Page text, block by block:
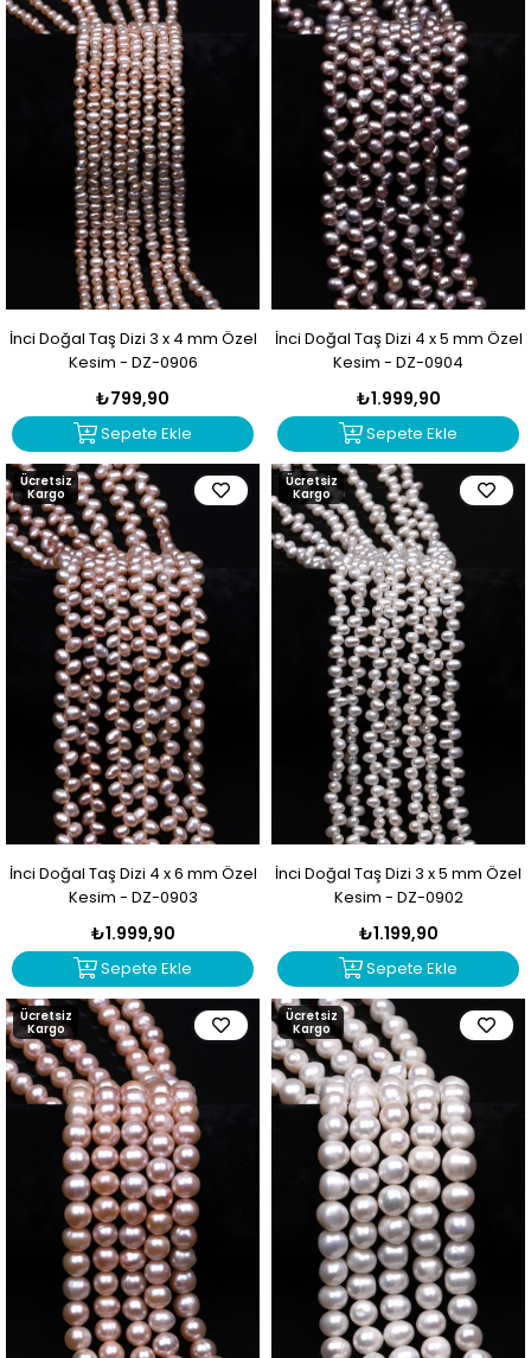
İnci Doğal Taş Dizi 3 x 4 mm Özel
Kesim - DZ-0906
₺799,90
Sepete Ekle
İnci Doğal Taş Dizi 4 x 5 mm Özel
Kesim - DZ-0904
₺1.999,90
Sepete Ekle
İnci Doğal Taş Dizi 4 x 6 mm Özel
Kesim - DZ-0903
₺1.999,90
Sepete Ekle
Ücretsiz
Kargo
İnci Doğal Taş Dizi 3 x 5 mm Özel
Kesim - DZ-0902
₺1.199,90
Sepete Ekle
Ücretsiz
Kargo
Ücretsiz
Kargo
Ücretsiz
Kargo